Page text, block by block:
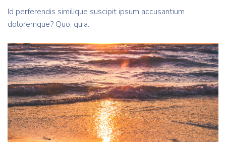
Id perferendis similique suscipit ipsum accusantium
doloremque? Quo, quia.